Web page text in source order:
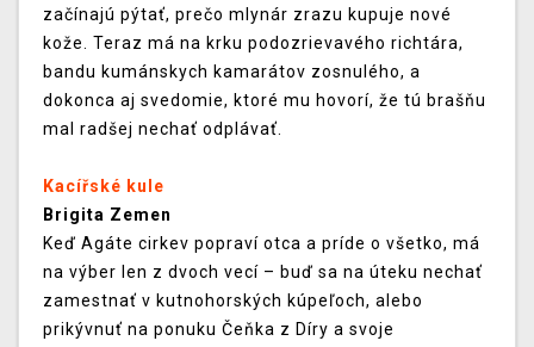
začínajú pýtať, prečo mlynár zrazu kupuje nové
kože. Teraz má na krku podozrievavého richtára,
bandu kumánskych kamarátov zosnulého, a
dokonca aj svedomie, ktoré mu hovorí, že tú brašňu
mal radšej nechať odplávať.
Kacířské kule
Brigita Zemen
Keď Agáte cirkev popraví otca a príde o všetko, má
na výber len z dvoch vecí – buď sa na úteku nechať
zamestnať v kutnohorských kúpeľoch, alebo
prikývnuť na ponuku Čeňka z Díry a svoje